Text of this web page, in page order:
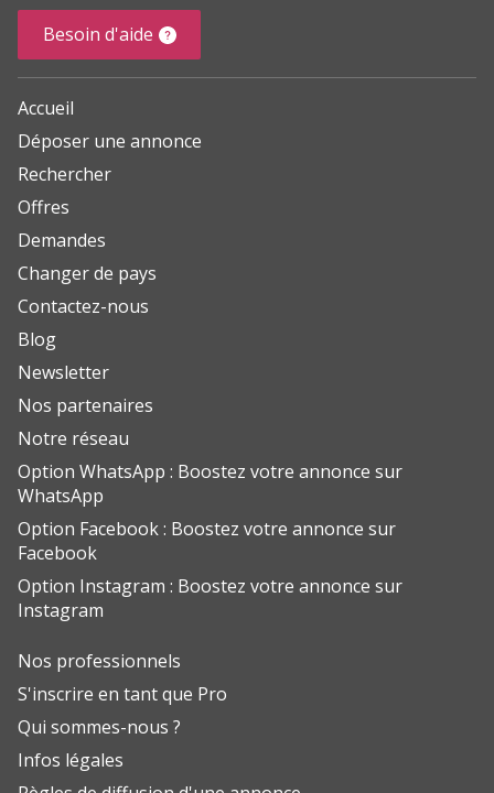
Besoin d'aide
Accueil
Déposer une annonce
Rechercher
Offres
Demandes
Changer de pays
Contactez-nous
Blog
Newsletter
Nos partenaires
Notre réseau
Option WhatsApp : Boostez votre annonce sur
WhatsApp
Option Facebook : Boostez votre annonce sur
Facebook
Option Instagram : Boostez votre annonce sur
Instagram
Nos professionnels
S'inscrire en tant que Pro
Qui sommes-nous ?
Infos légales